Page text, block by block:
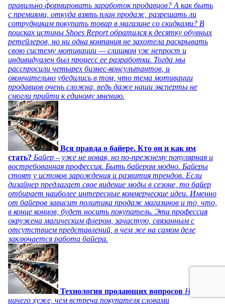
правильно формировать заработок продавцов? А как быть
с премиями, откуда взять план продаж, разрешать ли
сотрудникам покупать товар в магазине со скидками? В
поисках истины Shoes Report обратился к десятку обувных
ретейлеров, но ни одна компания не захотела раскрывать
свою систему мотивации — слишком уж непрост и
индивидуален был процесс ее разработки. Тогда мы
расспросили четырех бизнес-консультантов, и
окончательно убедились в том, что тема мотивации
продавцов очень сложна, ведь даже наши эксперты не
смогли прийти к единому мнению.
Вся правда о байере. Кто он и как им
стать? Байер – уже не новая, но по-прежнему популярная и
востребованная профессия. Быть байером модно. Байеры
стоят у истоков зарождения и развития трендов. Если
дизайнер предлагает свое видение моды в сезоне, то байер
отбирает наиболее интересные коммерческие идеи. Именно
от байеров зависит политика продаж магазинов и то, что,
в конце концов, будет носить покупатель. Эта профессия
окружена магическим флером, зачастую, связанным с
отсутствием представлений, в чем же на самом деле
заключается работа байера.
Технология продающих вопросов Нет
ничего хуже, чем встреча покупателя словами